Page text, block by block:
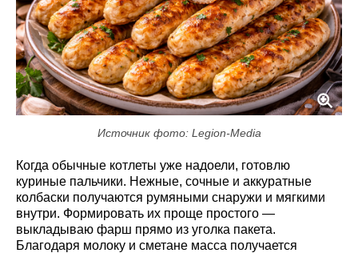
Источник фото: Legion-Media
Когда обычные котлеты уже надоели, готовлю
куриные пальчики. Нежные, сочные и аккуратные
колбаски получаются румяными снаружи и мягкими
внутри. Формировать их проще простого —
выкладываю фарш прямо из уголка пакета.
Благодаря молоку и сметане масса получается